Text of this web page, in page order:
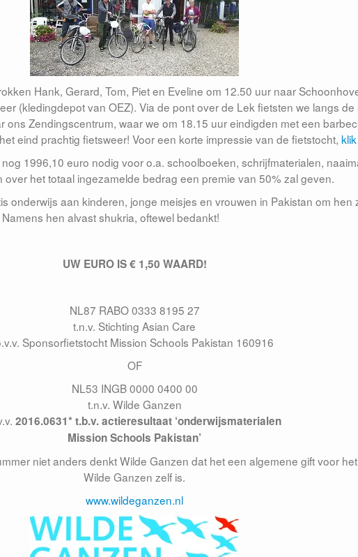
Hank, Gerard, Tom, Piet en Eveline om 12.50 uur naar
(kledingdepot van OEZ). Via de pont over de Lek fietsten we langs de
ons Zendingscentrum, waar we om 18.15 uur eindigden met een
eind prachtig fietsweer! Voor een korte impressie van de fietstocht,
1996,10 euro nodig voor o.a. schoolboeken, schrijfmaterialen,
het totaal ingezamelde bedrag een premie van 50% zal geven.
onderwijs aan kinderen, jonge meisjes en vrouwen in Pakistan om hen
hen alvast shukria, oftewel bedankt!
UW EURO IS € 1,50 WAARD!
NL87 RABO 0333 8195 27
t.n.v. Stichting Asian Care
Sponsorfietstocht Mission Schools Pakistan 160916
OF
NL53 INGB 0000 0400 00
t.n.v. Wilde Ganzen
2016.0631* t.b.v. actieresultaat ‘onderwijsmaterialen
Mission Schools Pakistan’
niet anders denkt Wilde Ganzen dat het een algemene gift voor
Wilde Ganzen zelf is.
www.wildeganzen.nl